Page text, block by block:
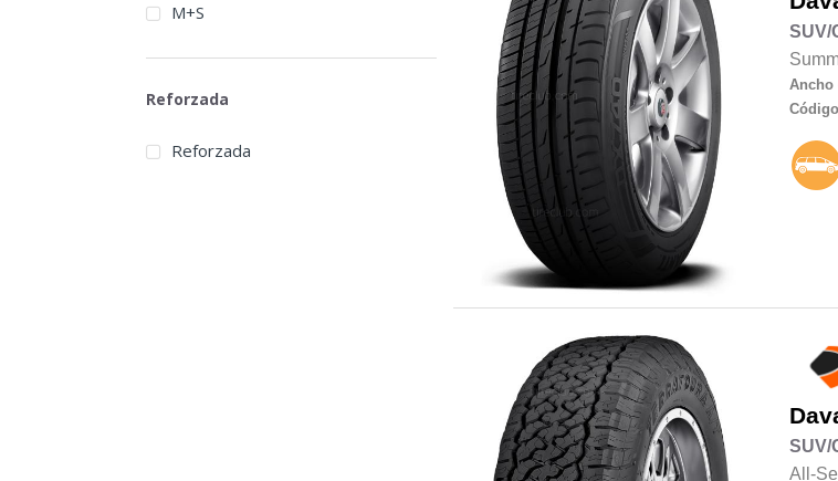
SUV/
Ancho
SUV/
All-
M+S
Reforzada
Reforzada